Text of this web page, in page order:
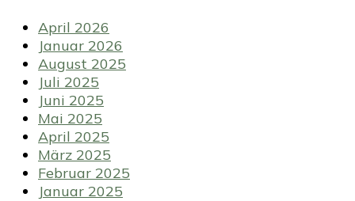
April 2026
Januar 2026
August 2025
Juli 2025
Juni 2025
Mai 2025
April 2025
März 2025
Februar 2025
Januar 2025